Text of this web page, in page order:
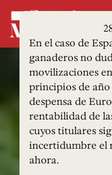
En el caso de
ganaderos no
movilizaciones
principios de
despensa de
rentabilidad de
cuyos titulares
incertidumbre el
ahora.